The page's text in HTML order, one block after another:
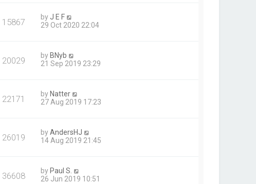
15867 by J E F
29 Oct 2020 22:04
20029 by BNyb
21 Sep 2019 23:29
22171 by Natter
27 Aug 2019 17:23
26019 byAndersHJ
14 Aug 2019 21:45
36608 by Paul S.
26 Jun 2019 10:51